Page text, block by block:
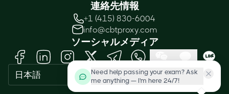
連絡先情報
+1 (415) 830-6004
info@cbtproxy.com
ソーシャルメディア
日本語
Need help passing your exam? Ask
me anything — I'm here 24/7!